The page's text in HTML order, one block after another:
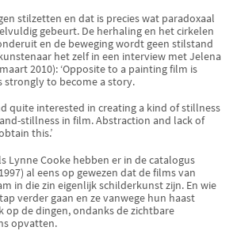
stilzetten en dat is precies wat paradoxaal
gebeurt. De herhaling en hetcirkelen
en de beweging wordt geen stilstand
het zelf in een interview met Jelena
2010): ‘Opposite to a painting film is
strongly to become a story.
quite interested in creating a kind of stillness
stillness in film. Abstraction and lack of
this.’
Lynne Cooke hebben er in de catalogus
al eens op gewezen dat de films van
in die zin eigenlijk schilderkunst zijn. En wie
verder gaan en ze vanwege hun haast
op de dingen, ondanks de zichtbare
opvatten.